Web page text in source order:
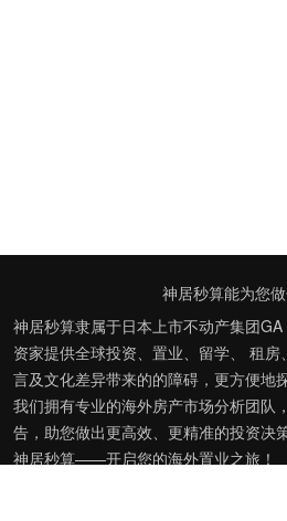
神居秒算能为您
神居秒算隶属于日本上市不动产集团
资家提供全球投资、置业、留学、 租
言及文化差异带来的的障碍，更方便地
我们拥有专业的海外房产市场分析团队
告，助您做出更高效、更精准的投资决策
神居秒算——开启您的海外置业之旅！